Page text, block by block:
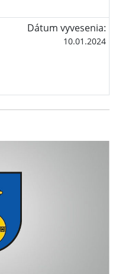
Dátum vyvesenia:
10.01.2024